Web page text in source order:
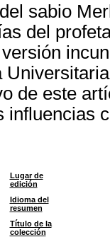
sabio
del
de este
influencias
Lugar de
edición
Idioma del
resumen
Título de la
colección